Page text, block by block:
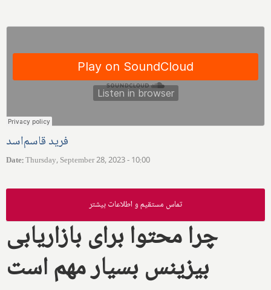
فرید قاسم‌اسد
Date:Thursday, September 28, 2023 - 10:00
تماس مستقیم و اطلاعات بیشتر
چرا محتوا برای بازاریابی
بیزینس بسیار مهم است